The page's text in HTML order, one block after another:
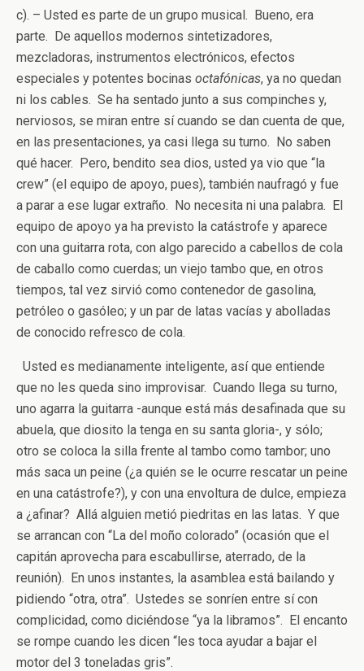
c). – Usted es parte de un grupo musical. Bueno, era
parte. De aquellos modernos sintetizadores,
mezcladoras, instrumentos electrónicos, efectos
especiales y potentes bocinas octafónicas, ya no quedan
ni los cables. Se ha sentado junto a sus compinches y,
nerviosos, se miran entre sí cuando se dan cuenta de que,
en las presentaciones, ya casi llega su turno. No saben
qué hacer. Pero, bendito sea dios, usted ya vio que “la
crew” (el equipo de apoyo, pues), también naufragó y fue
a parar a ese lugar extraño. No necesita ni una palabra. El
equipo de apoyo ya ha previsto la catástrofe y aparece
con una guitarra rota, con algo parecido a cabellos de cola
de caballo como cuerdas; un viejo tambo que, en otros
tiempos, tal vez sirvió como contenedor de gasolina,
petróleo o gasóleo; y un par de latas vacías y abolladas
de conocido refresco de cola.
Usted es medianamente inteligente, así que entiende
que no les queda sino improvisar. Cuando llega su turno,
uno agarra la guitarra -aunque está más desafinada que su
abuela, que diosito la tenga en su santa gloria-, y sólo;
otro se coloca la silla frente al tambo como tambor; uno
más saca un peine (¿a quién se le ocurre rescatar un peine
en una catástrofe?), y con una envoltura de dulce, empieza
a ¿afinar? Allá alguien metió piedritas en las latas. Y que
se arrancan con “La del moño colorado” (ocasión que el
capitán aprovecha para escabullirse, aterrado, de la
reunión). En unos instantes, la asamblea está bailando y
pidiendo “otra, otra”. Ustedes se sonríen entre sí con
complicidad, como diciéndose “ya la libramos”. El encanto
se rompe cuando les dicen “les toca ayudar a bajar el
motor del 3 toneladas gris”.